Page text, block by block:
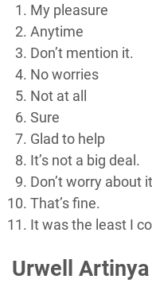
My pleasure
Anytime
Don’t mention it.
No worries
Not at all
Sure
Glad to help
It’s not a big deal.
Don’t worry about
That’s fine.
It was the least I
Urwell Artinya